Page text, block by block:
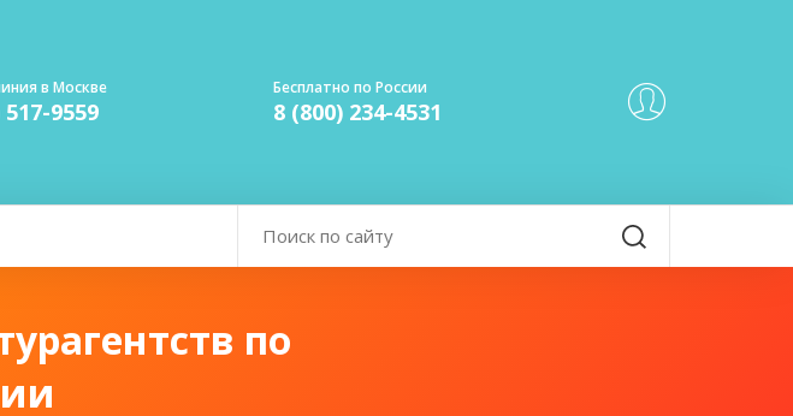
в Москве
517-9559
Бесплатно по России
8 (800) 234-4531
по